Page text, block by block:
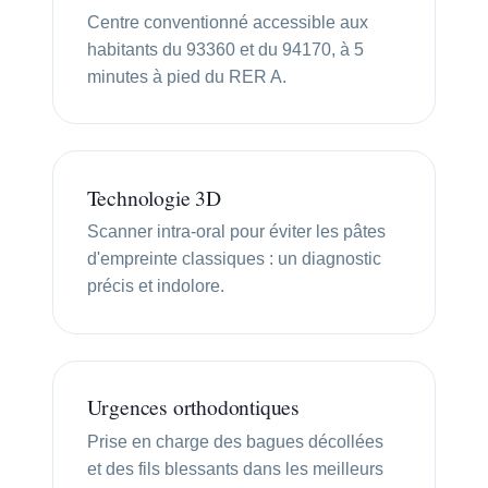
Centre conventionné accessible aux
habitants du 93360 et du 94170, à 5
minutes à pied du RER A.
Technologie 3D
Scanner intra-oral pour éviter les pâtes
d'empreinte classiques : un diagnostic
précis et indolore.
Urgences orthodontiques
Prise en charge des bagues décollées
et des fils blessants dans les meilleurs